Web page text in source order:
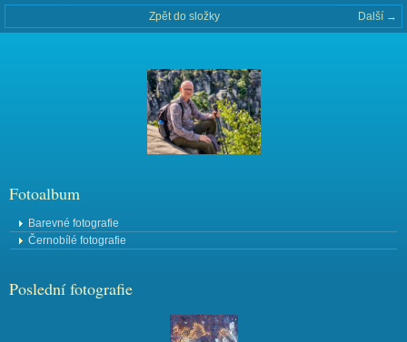
Další →
Zpět do složky
Fotoalbum
Barevné fotografie
Černobílé fotografie
Poslední fotografie